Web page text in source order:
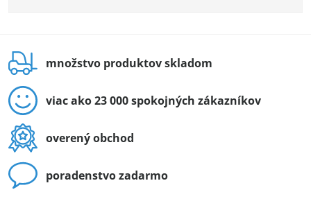
množstvo produktov skladom
viac ako 23 000 spokojných zákazníkov
overený obchod
poradenstvo zadarmo